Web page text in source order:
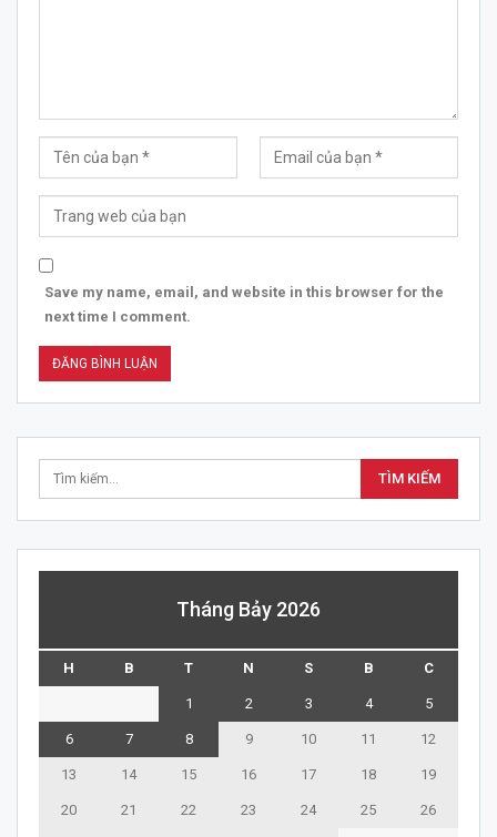
Save my name, email, and website in this browser for the
next time I comment.
Tháng Bảy 2026
H B T N S B C
1 2 3 4 5
6 7 8 9 10 11 12
13 14 15 16 17 18 19
20 21 22 23 24 25 26